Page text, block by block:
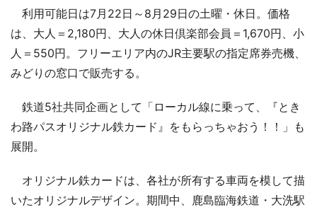
利用可能日は7月22日～8月29日の土曜・休日。価格
は、大人＝2,180円、大人の休日倶楽部会員＝1,670円、小
人＝550円。フリーエリア内のJR主要駅の指定席券売機、
みどりの窓口で販売する。
鉄道5社共同企画として「ローカル線に乗って、『とき
わ路パスオリジナル鉄カード』をもらっちゃおう！！」も
展開。
オリジナル鉄カードは、各社が所有する車両を模して描
いたオリジナルデザイン。期間中、鹿島臨海鉄道・大洗駅